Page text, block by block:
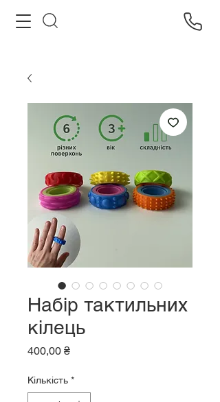
Набір тактильних
кілець
400,00 ₴Ціна
Кількість *